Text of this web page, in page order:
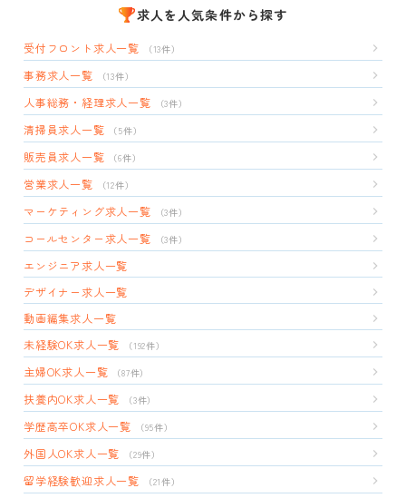
求人を人気条件から探す
受付フロント求人一覧 （13件）
事務求人一覧 （13件）
人事総務・経理求人一覧 （3件）
清掃員求人一覧 （5件）
販売員求人一覧 （6件）
営業求人一覧 （12件）
マーケティング求人一覧 （3件）
コールセンター求人一覧 （3件）
エンジニア求人一覧
デザイナー求人一覧
動画編集求人一覧
未経験OK求人一覧
（192件）
主婦OK求人一覧 （87件）
扶養内OK求人一覧 （3件）
学歴高卒OK求人一覧 （95件）
外国人OK求人一覧 （29件）
留学経験歓迎求人一覧 （21件）